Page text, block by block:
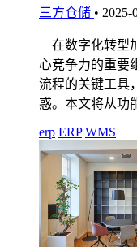
三方仓储 • 2025-
在数字化转型
心竞争力的重要
流程的关键工具
惑。本文将从功
erp ERP WMS